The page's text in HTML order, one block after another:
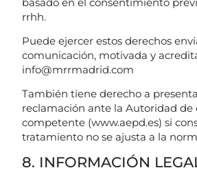
rrhh.
Puede ejercer estos derechos
comunicación, motivada y
info@mrrmadrid.com
También tiene derecho a
reclamación ante la Autoridad de
competente (www.aepd.es) si
tratamiento no se ajusta a la
8. INFORMACIÓN